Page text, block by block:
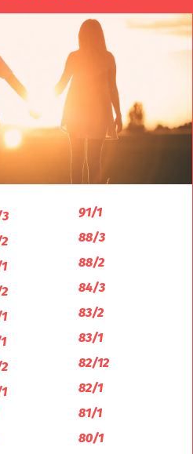
91/1
88/3
88/2
84/3
83/2
83/1
82/12
82/1
81/1
80/1